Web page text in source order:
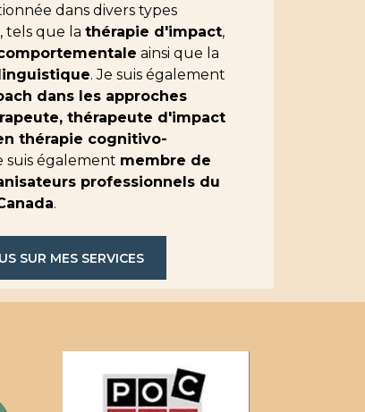
dans divers types
tels que la thérapie d'impact,
ainsi que la
. Je suis également
dans les approches
thérapeute d'impact
thérapie cognitivo-
suis également membre de
professionnels du
.
SUR MES SERVICES